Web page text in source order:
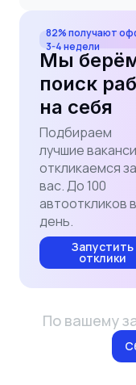
82% получают
3-4 недели
Мы
поиск
на себя
Подбираем
лучшие
откликаемся за
вас. До 100
автооткликов в
день.
Запустить
отклики
По вашему